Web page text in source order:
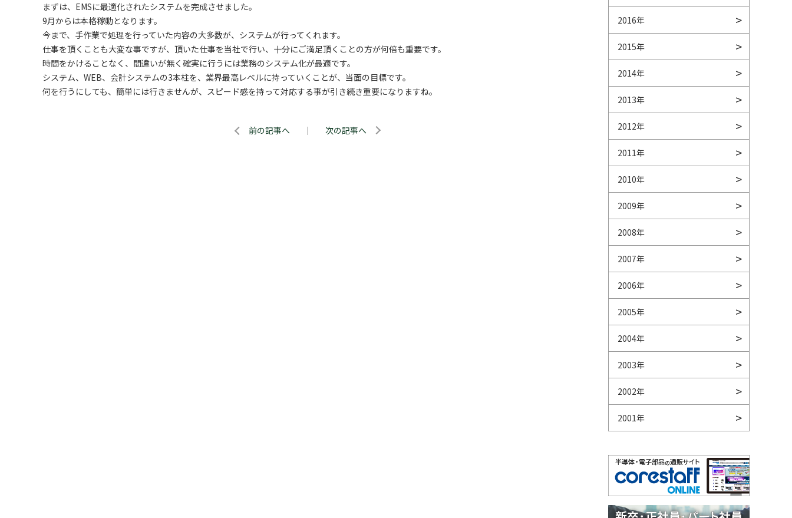
まずは、EMSに最適化されたシステムを完成させました。
9月からは本格稼動となります。
今まで、手作業で処理を行っていた内容の大多数が、システムが行ってくれます。
仕事を頂くことも大変な事ですが、頂いた仕事を当社で行い、十分にご満足頂くことの方が何倍も重要です。
時間をかけることなく、間違いが無く確実に行うには業務のシステム化が最適です。
システム、WEB、会計システムの3本柱を、業界最高レベルに持っていくことが、当面の目標です。
何を行うにしても、簡単には行きませんが、スピード感を持って対応する事が引き続き重要になりますね。
前の記事へ ｜ 次の記事へ
2016年
2015年
2014年
2013年
2012年
2011年
2010年
2009年
2008年
2007年
2006年
2005年
2004年
2003年
2002年
2001年